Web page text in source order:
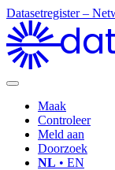
Datasetregister –
Maak
Controleer
Meld aan
Doorzoek
NL • EN